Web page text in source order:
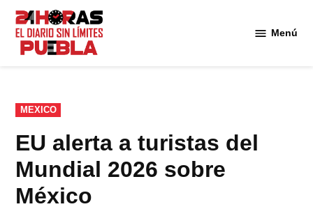
Saltar
contenido
Menú
PUBLICADO
EN
MEXICO
EU alerta a turistas del
Mundial 2026 sobre
México